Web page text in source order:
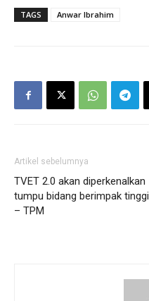
TAGS Anwar Ibrahim
Artikel sebelumnya
TVET 2.0 akan diperkenalkan
tumpu bidang berimpak tinggi
– TPM